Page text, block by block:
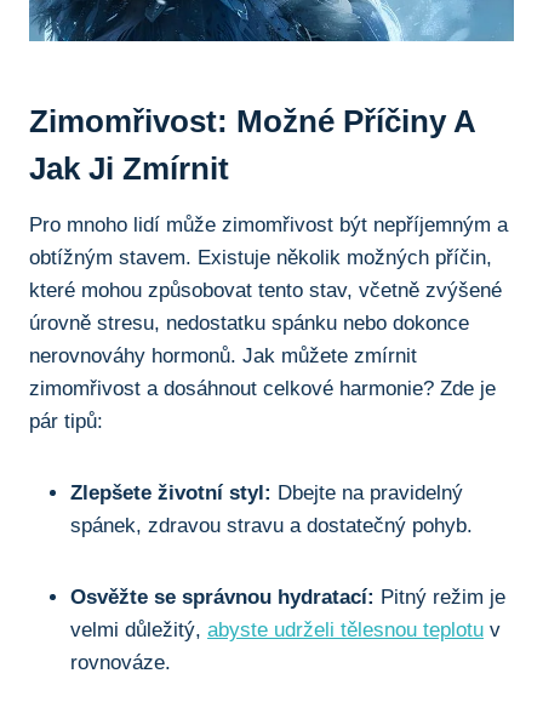
Zimomřivost: Možné Příčiny A
Jak Ji Zmírnit
Pro mnoho lidí může zimomřivost být nepříjemným a
obtížným stavem. Existuje několik možných příčin,
které mohou způsobovat tento stav, včetně zvýšené
úrovně stresu, nedostatku spánku nebo dokonce
nerovnováhy hormonů. Jak můžete zmírnit
zimomřivost a dosáhnout celkové harmonie? Zde je
pár tipů:
Zlepšete životní styl: Dbejte na pravidelný
spánek, zdravou stravu a dostatečný pohyb.
Osvěžte se správnou hydratací: Pitný režim je
velmi důležitý, abyste udrželi tělesnou teplotu v
rovnováze.